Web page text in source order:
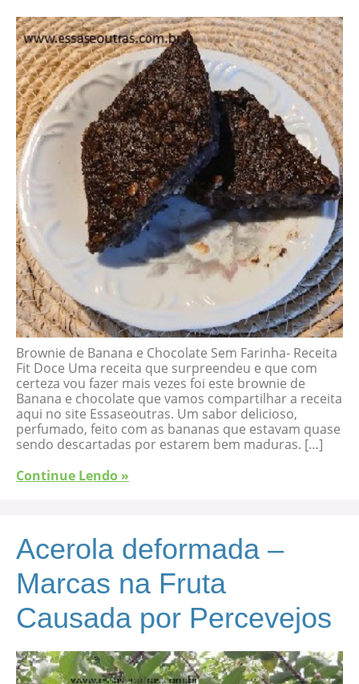
Brownie de Banana e Chocolate Sem Farinha- Receita
Fit Doce Uma receita que surpreendeu e que com
certeza vou fazer mais vezes foi este brownie de
Banana e chocolate que vamos compartilhar a receita
aqui no site Essaseoutras. Um sabor delicioso,
perfumado, feito com as bananas que estavam quase
sendo descartadas por estarem bem maduras. […]
Continue Lendo »
Acerola deformada –
Marcas na Fruta
Causada por Percevejos